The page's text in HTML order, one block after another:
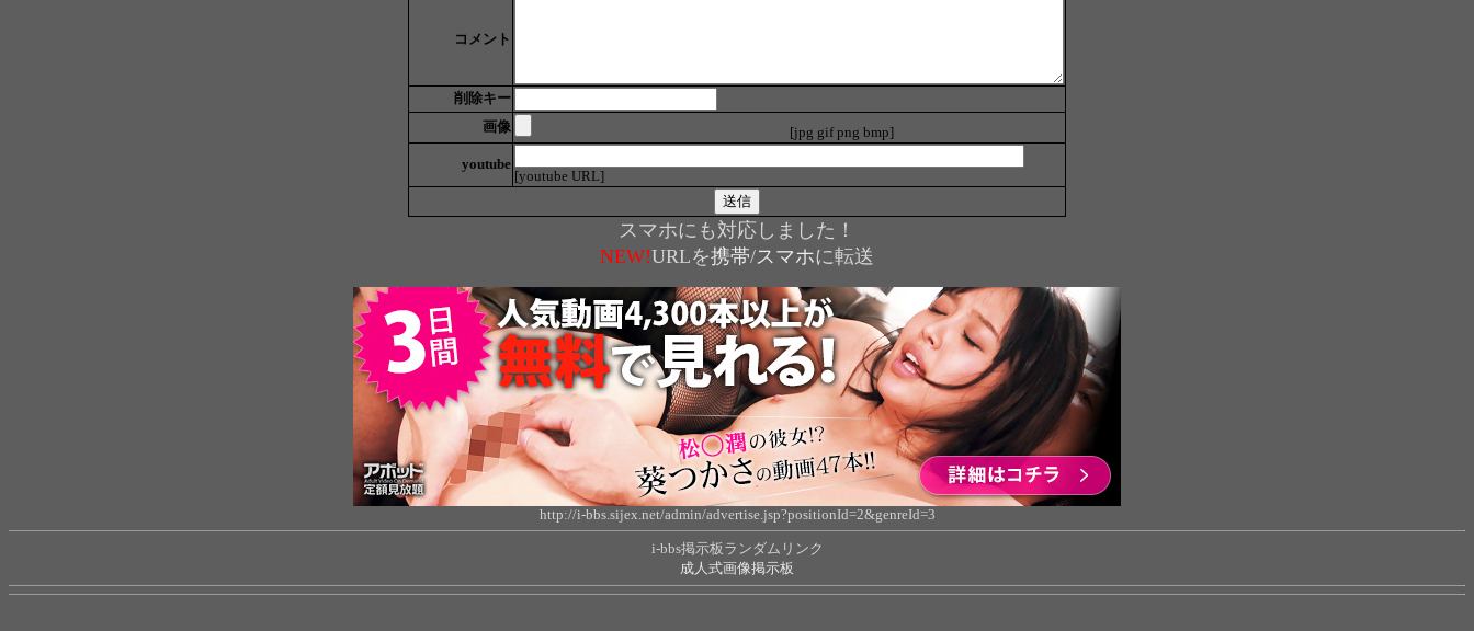
コメント
削除キー
画像
[jpg gif png bmp]
youtube
[youtube URL]
スマホにも対応しました！
NEW!URLを携帯/スマホに転送
http://i-bbs.sijex.net/admin/advertise.jsp?positionId=2&genreId=3
i-bbs掲示板ランダムリンク
成人式画像掲示板